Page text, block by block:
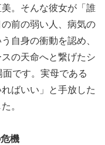
。そんな彼女が「誰
前の弱い人、病気の
自身の衝動を認め、
の天命へと繋げたシ
面です。実母である
ばいい」と手放した
。
機